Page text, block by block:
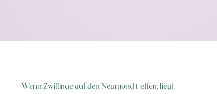
Wenn Zwillinge auf den Neumond treffen, liegt